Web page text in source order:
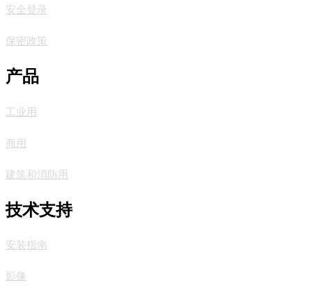
安全登录
保密政策
产品
工业用
商用
建筑和消防用
技术支持
安装指南
影像